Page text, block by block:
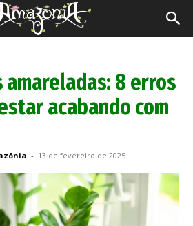
amareladas: 8 erros
acabando com
- 13 de fevereiro de 2025